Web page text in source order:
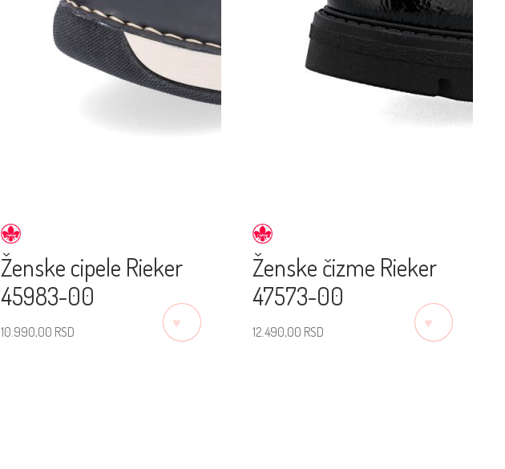
Ženske cipele Rieker
45983-00
10.990,00 RSD
Ženske čizme Rieker
47573-00
12.490,00 RSD